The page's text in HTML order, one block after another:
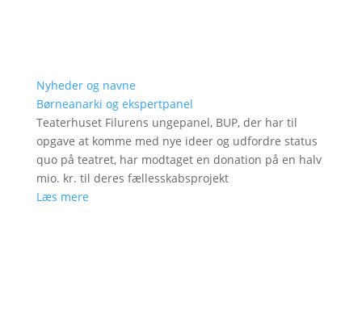
Nyheder og navne
Børneanarki og ekspertpanel
Teaterhuset Filurens ungepanel, BUP, der har til
opgave at komme med nye ideer og udfordre status
quo på teatret, har modtaget en donation på en halv
mio. kr. til deres fællesskabsprojekt
Læs mere